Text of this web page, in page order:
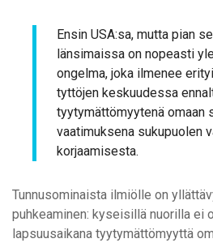
Ensin USA:sa, mutta pian
länsimaissa on nopeasti
ongelma, joka ilmenee
tyttöjen keskuudessa
tyytymättömyytenä omaan
vaatimuksena sukupuolen
korjaamisesta.
Tunnusominaista ilmiölle on
puhkeaminen: kyseisillä nuorilla ei
lapsuusaikana tyytymättömyyttä